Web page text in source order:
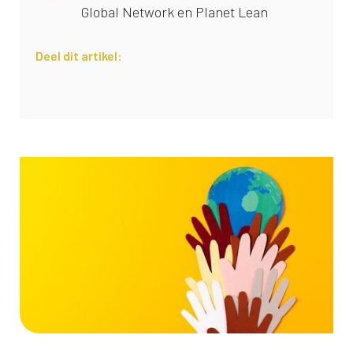
Global Network en Planet Lean
Deel dit artikel: